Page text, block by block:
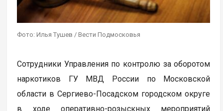
Фото: Илья Тушев / Вести Подмосковья
Сотрудники Управления по контролю за оборотом
наркотиков ГУ МВД России по Московской
области в Сергиево-Посадском городском округе
в ходе оперативно-розыскных мероприятий